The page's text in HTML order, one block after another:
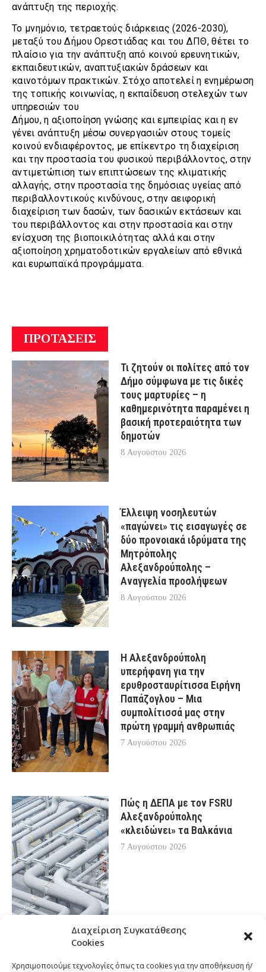
Διαχείριση Συγκατάθεσης
Cookies
Χρησιμοποιούμε τεχνολογίες όπως τα cookies για την αποθήκευση ή/
ανάπτυξη της περιοχής.
Το μνημόνιο, τετραετούς διάρκειας (2026-2030),
μεταξύ του Δήμου Ορεστιάδας και του ΔΠΘ, θέτει το
πλαίσιο για την ανάπτυξη από κοινού ερευνητικών,
εκπαιδευτικών, αναπτυξιακών δράσεων και
καινοτόμων πρακτικών. Στόχο αποτελεί η ενημέρωση
της τοπικής κοινωνίας, η εκπαίδευση στελεχών των
υπηρεσιών του
Δήμου, η αξιοποίηση γνώσης και εμπειρίας και η εν
γένει ανάπτυξη μέσω συνεργασιών στους τομείς
κοινού ενδιαφέροντος, με επίκεντρο τη διαχείριση
και την προστασία του φυσικού περιβάλλοντος, στην
αντιμετώπιση των επιπτώσεων της κλιματικής
αλλαγής, στην προστασία της δημόσιας υγείας από
περιβαλλοντικούς κινδύνους, στην αειφορική
διαχείριση των δασών, των δασικών εκτάσεων και
του περιβάλλοντος και στην προστασία και στην
ενίσχυση της βιοποικιλότητας αλλά και στην
αξιοποίηση χρηματοδοτικών εργαλείων από εθνικά
και ευρωπαϊκά προγράμματα.
ΠΡΟΤΑΣΕΙΣ
Τι ζητούν οι πολίτες από τον
Δήμο σύμφωνα με τις δικές
τους μαρτυρίες – η
καθημερινότητα παραμένει η
βασική προτεραιότητα των
δημοτών
8 Αυγούστου 2026
Έλλειψη νοσηλευτών
«παγώνει» τις εισαγωγές σε
δύο προνοιακά ιδρύματα της
Μητρόπολης
Αλεξανδρούπολης –
Αναγγελία προσλήψεων
8 Αυγούστου 2026
Η Αλεξανδρούπολη
υπερήφανη για την
ερυθροσταυρίτισσα Ειρήνη
Παπάζογλου – Μια
συμπολίτισσά μας στην
πρώτη γραμμή ανθρωπιάς
7 Αυγούστου 2026
Πώς η ΔΕΠΑ με τον FSRU
Αλεξανδρούπολης
«κλειδώνει» τα Βαλκάνια
7 Αυγούστου 2026